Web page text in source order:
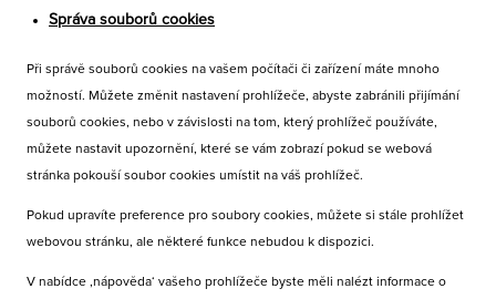
Správa souborů cookies
Při správě souborů cookies na vašem počítači či zařízení máte mnoho
možností. Můžete změnit nastavení prohlížeče, abyste zabránili přijímání
souborů cookies, nebo v závislosti na tom, který prohlížeč používáte,
můžete nastavit upozornění, které se vám zobrazí pokud se webová
stránka pokouší soubor cookies umístit na váš prohlížeč.
Pokud upravíte preference pro soubory cookies, můžete si stále prohlížet
webovou stránku, ale některé funkce nebudou k dispozici.
V nabídce ‚nápověda‘ vašeho prohlížeče byste měli nalézt informace o